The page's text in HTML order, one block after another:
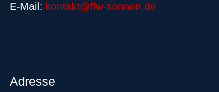
E-Mail: kontakt@ffw-sonnen.de
Adresse